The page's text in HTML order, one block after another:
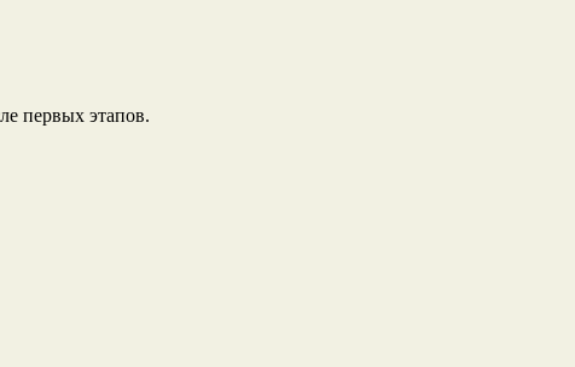
первых этапов.